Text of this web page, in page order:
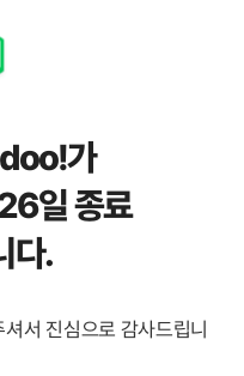
가
일 종료
다.
서 진심으로 감사드립니